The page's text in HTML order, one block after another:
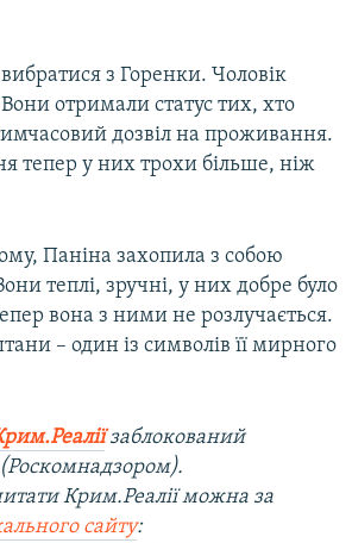
вибратися з Горенки. Чоловік
Вони отримали статус тих, хто
дозвіл на проживання.
тепер у них трохи більше, ніж
Паніна захопила з собою
теплі, зручні, у них добре було
вона з ними не розлучається.
– один із символів її мирного
заблокований
(Роскомнадзором).
Крим.Реалії можна за
сайту: